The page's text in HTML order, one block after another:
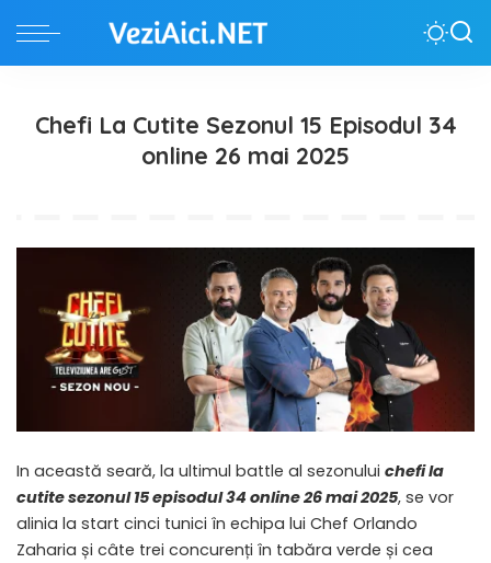
Chefi La Cutite Sezonul 15 Episodul 34
online 26 mai 2025
In această seară, la ultimul battle al sezonului chefi la
cutite sezonul 15 episodul 34 online 26 mai 2025, se vor
alinia la start cinci tunici în echipa lui Chef Orlando
Zaharia și câte trei concurenți în tabăra verde și cea